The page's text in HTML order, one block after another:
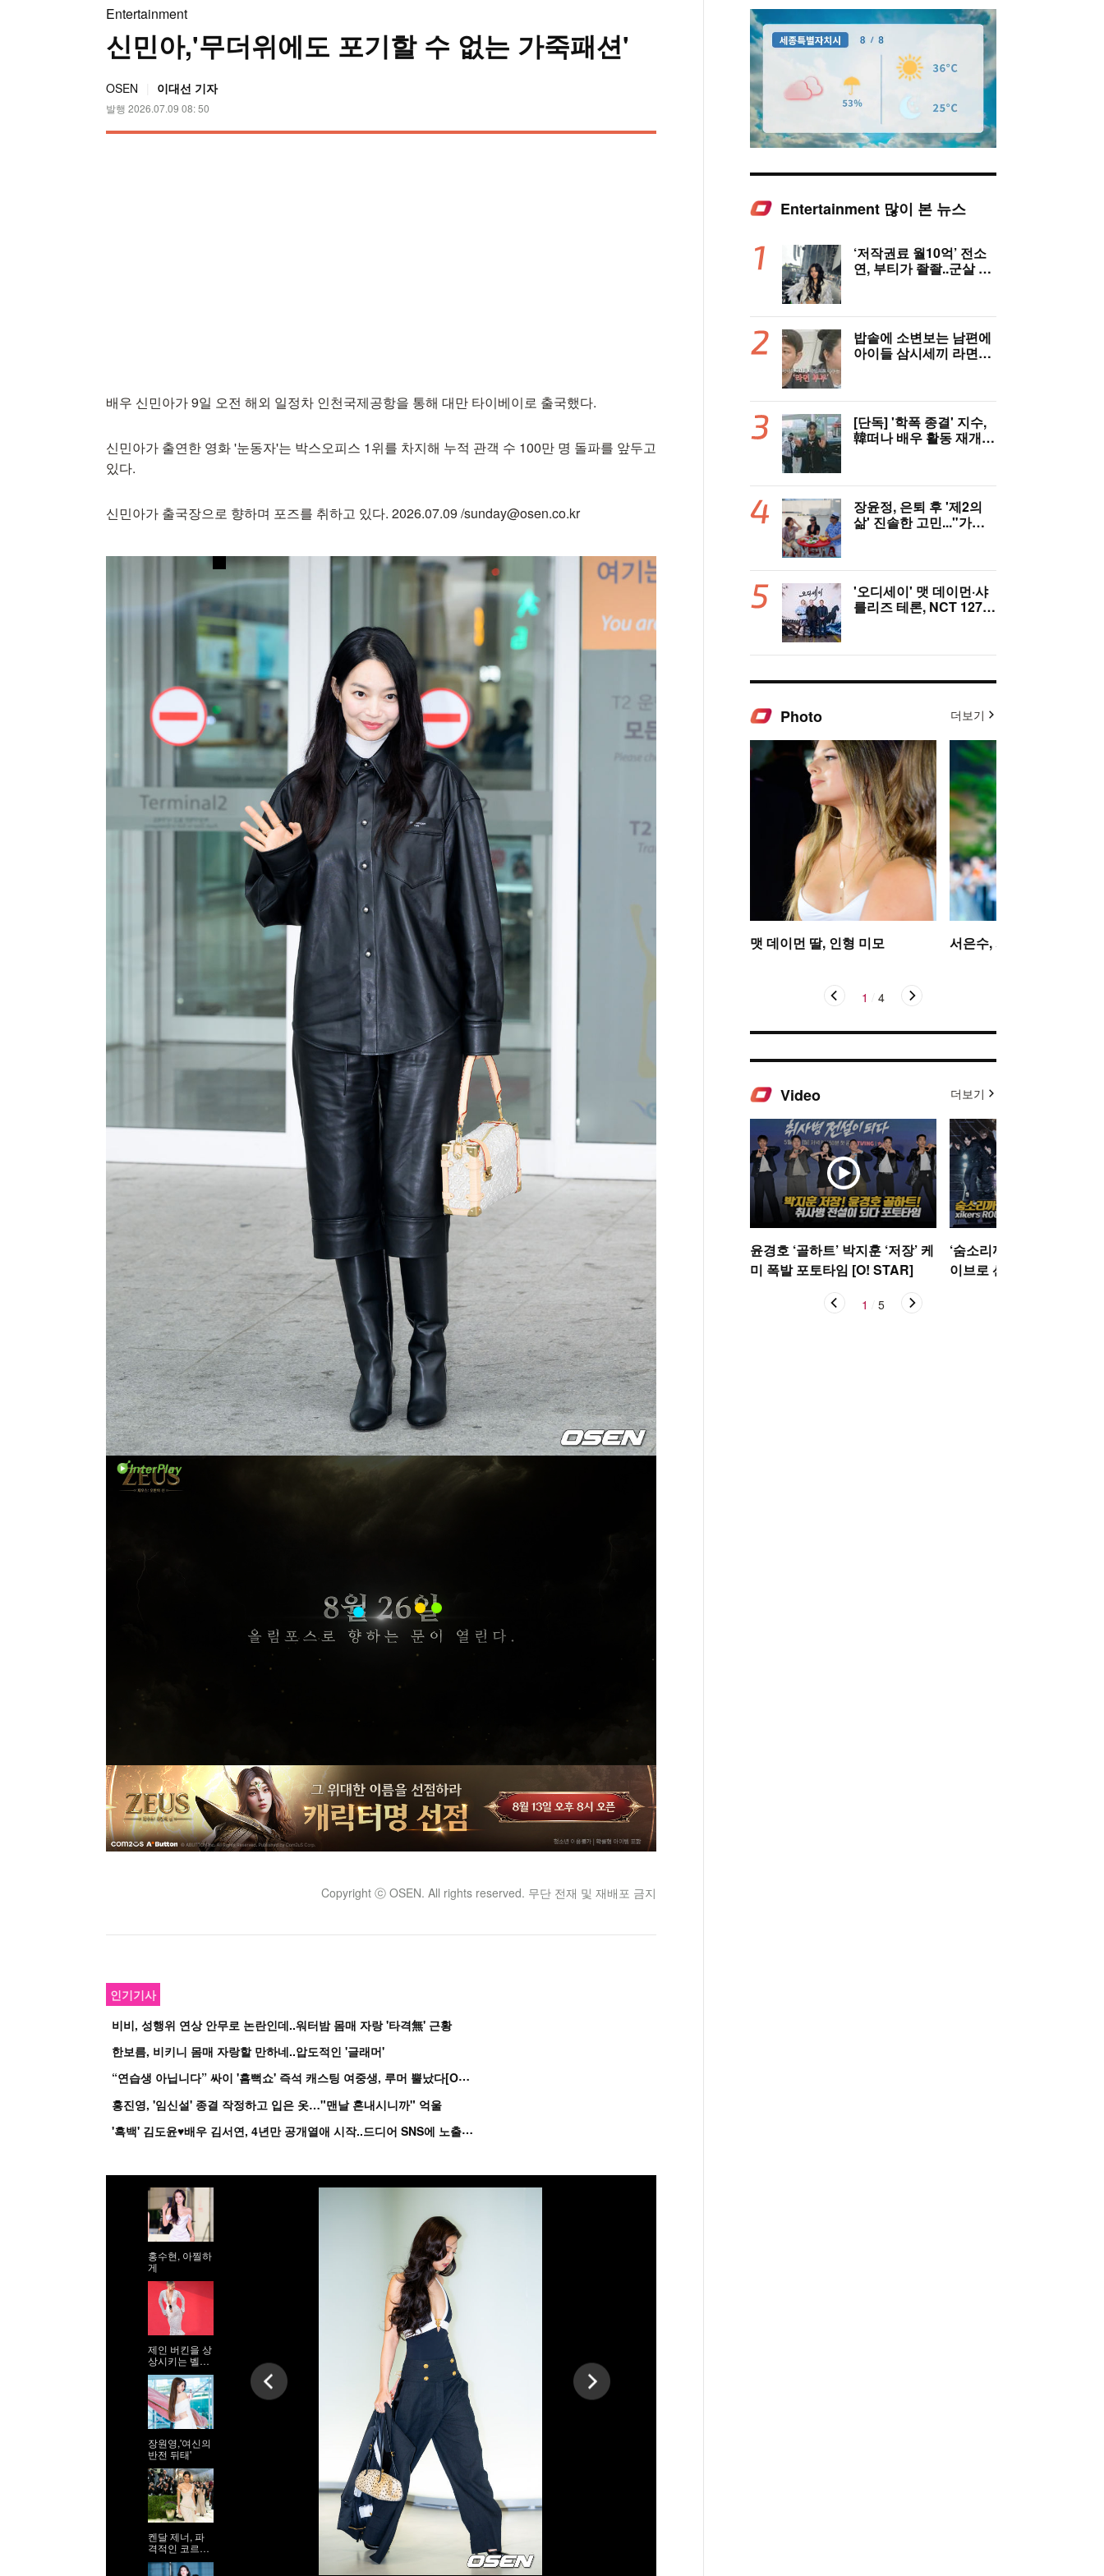
Entertainment
신민아,'무더위에도 포기할 수 없는 가죽패션'
OSEN 이대선 기자
발행 2026.07.09 08: 50
배우 신민아가 9일 오전 해외 일정차 인천국제공항을 통해 대만 타이베이로 출국했다.
신민아가 출연한 영화 '눈동자'는 박스오피스 1위를 차지해 누적 관객 수 100만 명 돌파를 앞두고
있다.
신민아가 출국장으로 향하며 포즈를 취하고 있다. 2026.07.09 /sunday@osen.co.kr
Copyright ⓒ OSEN. All rights reserved. 무단 전재 및 재배포 금지
인기기사
비비, 성행위 연상 안무로 논란인데..워터밤 몸매 자랑 '타격無' 근황
한보름, 비키니 몸매 자랑할 만하네..압도적인 '글래머'
“
연습생 아닙니다” 싸이 '흠뻑쇼' 즉석 캐스팅 여중생, 루머 뿔났다[Oh!쎈 이...
홍진영, '임신설' 종결 작정하고 입은 옷…"맨날 혼내시니까" 억울
'
흑백' 김도윤♥배우 김서연, 4년만 공개열애 시작..드디어 SNS에 노출 [핫피...
홍수현, 아찔하
게
제인 버킨을 상
상시키는 벨라
하디드
장원영,'여신의
반전 뒤태'
켄달 제너, 파
격적인 코르셋
시스루 드레스
Mute
Entertainment 많이 본 뉴스
‘저작권료 월10억’ 전소
연, 부티가 좔좔..군살 제
밥솥에 소변보는 남편에
아이들 삼시세끼 라면…
[단독] '학폭 종결' 지수,
韓떠나 배우 활동 재개
터뷰)
장윤정, 은퇴 후 '제2의
삶' 진솔한 고민..."가수
'오디세이' 맷 데이먼·샤
를리즈 테론, NCT 127
Photo 더보기
맷 데이먼 딸, 인형 미모 서은수, 사뿐사뿐
1 4
Video 더보기
윤경호 ‘골하트’ 박지훈 ‘저장’ 케
미 폭발 포토타임 [O! STAR]
‘숨소리까지 들려’ 싸이커
이브로 선보이는 신곡
1 5